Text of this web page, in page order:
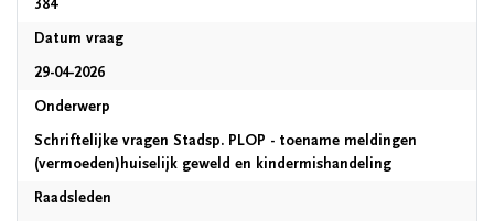
384
Datum vraag
29-04-2026
Onderwerp
Schriftelijke vragen Stadsp. PLOP - toename meldingen
(vermoeden)huiselijk geweld en kindermishandeling
Raadsleden